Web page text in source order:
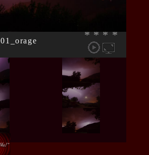
* * * *
01_orage